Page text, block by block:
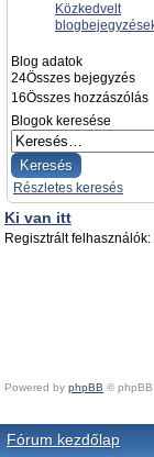
Közkedvelt
Blog adatok
24Összes bejegyzés
16Összes hozzászólás
Blogok keresése
Részletes keresés
Ki van itt
Regisztrált felhasználók:
Powered by phpBB © phpBB
Fórum kezdőlap